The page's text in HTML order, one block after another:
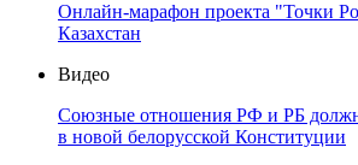
Онлайн-марафон проекта "Точки
Казахстан
Видео
Союзные отношения РФ и РБ
в новой белорусской Конституции